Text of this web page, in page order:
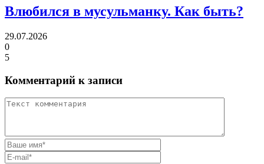
Влюбился в мусульманку. Как быть?
29.07.2026
0
5
Комментарий к записи